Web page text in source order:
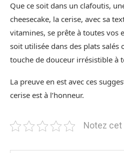
Que ce soit dans un clafoutis,
cheesecake, la cerise, avec sa
vitamines, se prête à toutes vos
soit utilisée dans des plats salés
touche de douceur irrésistible à
La preuve en est avec ces
cerise est à l’honneur.
Notez